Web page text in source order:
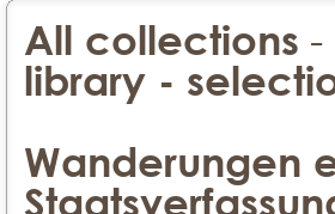
All collections -
library -
Wanderungen